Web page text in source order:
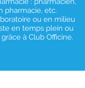
pharmacie, etc.
ou en milieu
en temps plein ou
à Club Officine.